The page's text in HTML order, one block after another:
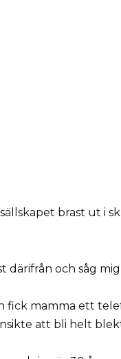
brast ut i
därifrån och såg
fick mamma ett
att bli helt